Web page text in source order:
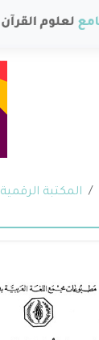
المكتبة الرقمية